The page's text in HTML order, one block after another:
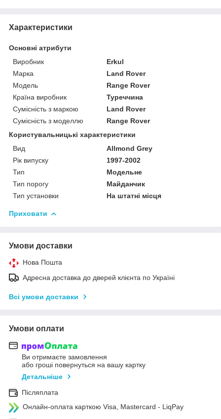
Характеристики
Основні атрибути
Виробник
Erkul
Марка
Land Rover
Модель
Range Rover
Країна виробник
Туреччина
Сумісність з маркою
Land Rover
Сумісність з моделлю
Range Rover
Користувальницькі характеристики
Вид
Allmond Grey
Рік випуску
1997-2002
Тип
Модельне
Тип порогу
Майданчик
Тип установки
На штатні місця
Приховати
Умови доставки
Нова Пошта
Адресна доставка до дверей клієнта по Україні
Всі умови доставки
Умови оплати
Ви отримаєте замовлення
або гроші повернуться на вашу картку
Детальніше
Післяплата
Онлайн-оплата карткою Visa, Mastercard - LiqPay